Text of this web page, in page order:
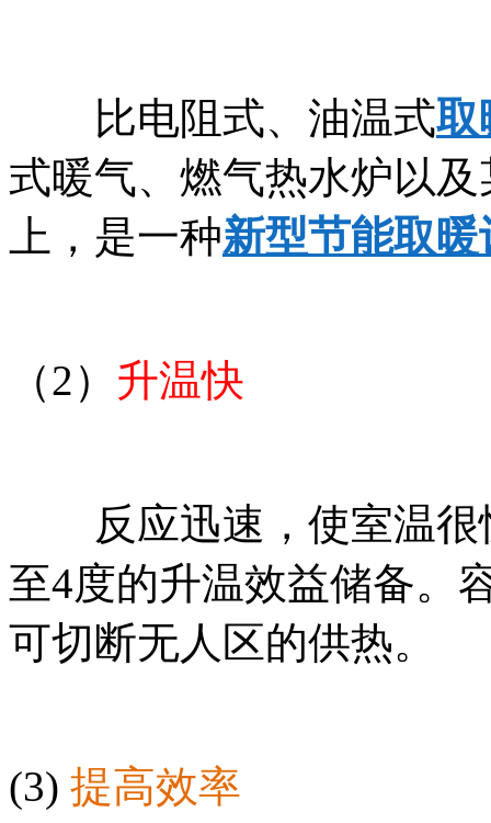
比电阻式、油温式取
式暖气、燃气热水炉以
上，是一种新型节能取暖
（2） 升温快
反应迅速，使室温很
至4度的升温效益储备。
可切断无人区的供热。
(3) 提高效率